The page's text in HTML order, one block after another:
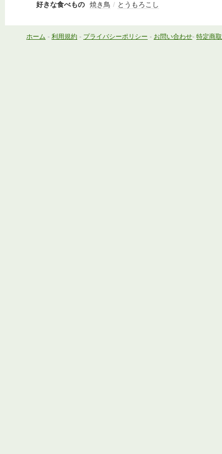
好きな食べもの 焼き鳥 / とうもろこし
ホーム - 利用規約 - プライバシーポリシー - お問い合わせ- 特定商